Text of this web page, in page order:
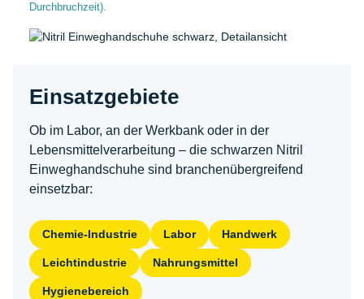
Durchbruchzeit).
Einsatzgebiete
Ob im Labor, an der Werkbank oder in der
Lebensmittelverarbeitung – die schwarzen Nitril
Einweghandschuhe sind branchenübergreifend
einsetzbar:
Chemie-Industrie Labor Handwerk
Leichtindustrie Nahrungsmittel
Hygienebereich